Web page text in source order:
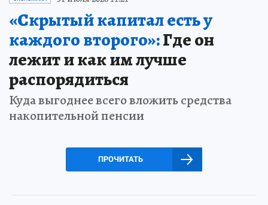
«Скрытый капитал есть у
каждого второго»:Где он
лежит и как им лучше
распорядиться
Куда выгоднее всего вложить средства
накопительной пенсии
ПРОЧИТАТЬ